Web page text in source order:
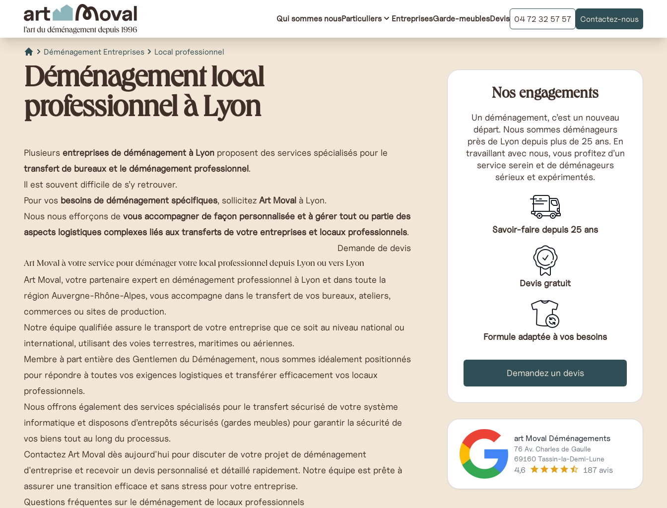
art Moval
Qui sommes nousParticuliers EntreprisesGarde-meublesDevis 04 72 32 57 57 Contactez-nous
Déménagement Entreprises Local professionnel
Déménagement local
professionnel à Lyon
Plusieurs entreprises de déménagement à Lyon proposent des services spécialisés pour le
transfert de bureaux et le déménagement professionnel.
Il est souvent difficile de s’y retrouver.
Pour vos besoins de déménagement spécifiques, sollicitez Art Moval à Lyon.
Nous nous efforçons de vous accompagner de façon personnalisée et à gérer tout ou partie des
aspects logistiques complexes liés aux transferts de votre entreprises et locaux professionnels.
Demande de devis
Art Moval à votre service pour déménager votre local professionnel depuis Lyon ou vers Lyon
Art Moval, votre partenaire expert en déménagement professionnel à Lyon et dans toute la
région Auvergne-Rhône-Alpes, vous accompagne dans le transfert de vos bureaux, ateliers,
commerces ou sites de production.
Notre équipe qualifiée assure le transport de votre entreprise que ce soit au niveau national ou
international, utilisant des voies terrestres, maritimes ou aériennes.
Membre à part entière des Gentlemen du Déménagement, nous sommes idéalement positionnés
pour répondre à toutes vos exigences logistiques et transférer efficacement vos locaux
professionnels.
Nous offrons également des services spécialisés pour le transfert sécurisé de votre système
informatique et disposons d’entrepôts sécurisés (gardes meubles) pour garantir la sécurité de
vos biens tout au long du processus.
Contactez Art Moval dès aujourd'hui pour discuter de votre projet de déménagement
d'entreprise et recevoir un devis personnalisé et détaillé rapidement. Notre équipe est prête à
assurer une transition efficace et sans stress pour votre entreprise.
Questions fréquentes sur le déménagement de locaux professionnels
Nos engagements
Un déménagement, c’est un nouveau
départ. Nous sommes déménageurs
près de Lyon depuis plus de 25 ans. En
travaillant avec nous, vous profitez d’un
service serein et de déménageurs
sérieux et expérimentés.
Savoir-faire depuis 25 ans
Devis gratuit
Formule adaptée à vos besoins
Demandez un devis
art Moval Déménagements
76 Av. Charles de Gaulle
69160 Tassin-la-Demi-Lune
4,6 187 avis